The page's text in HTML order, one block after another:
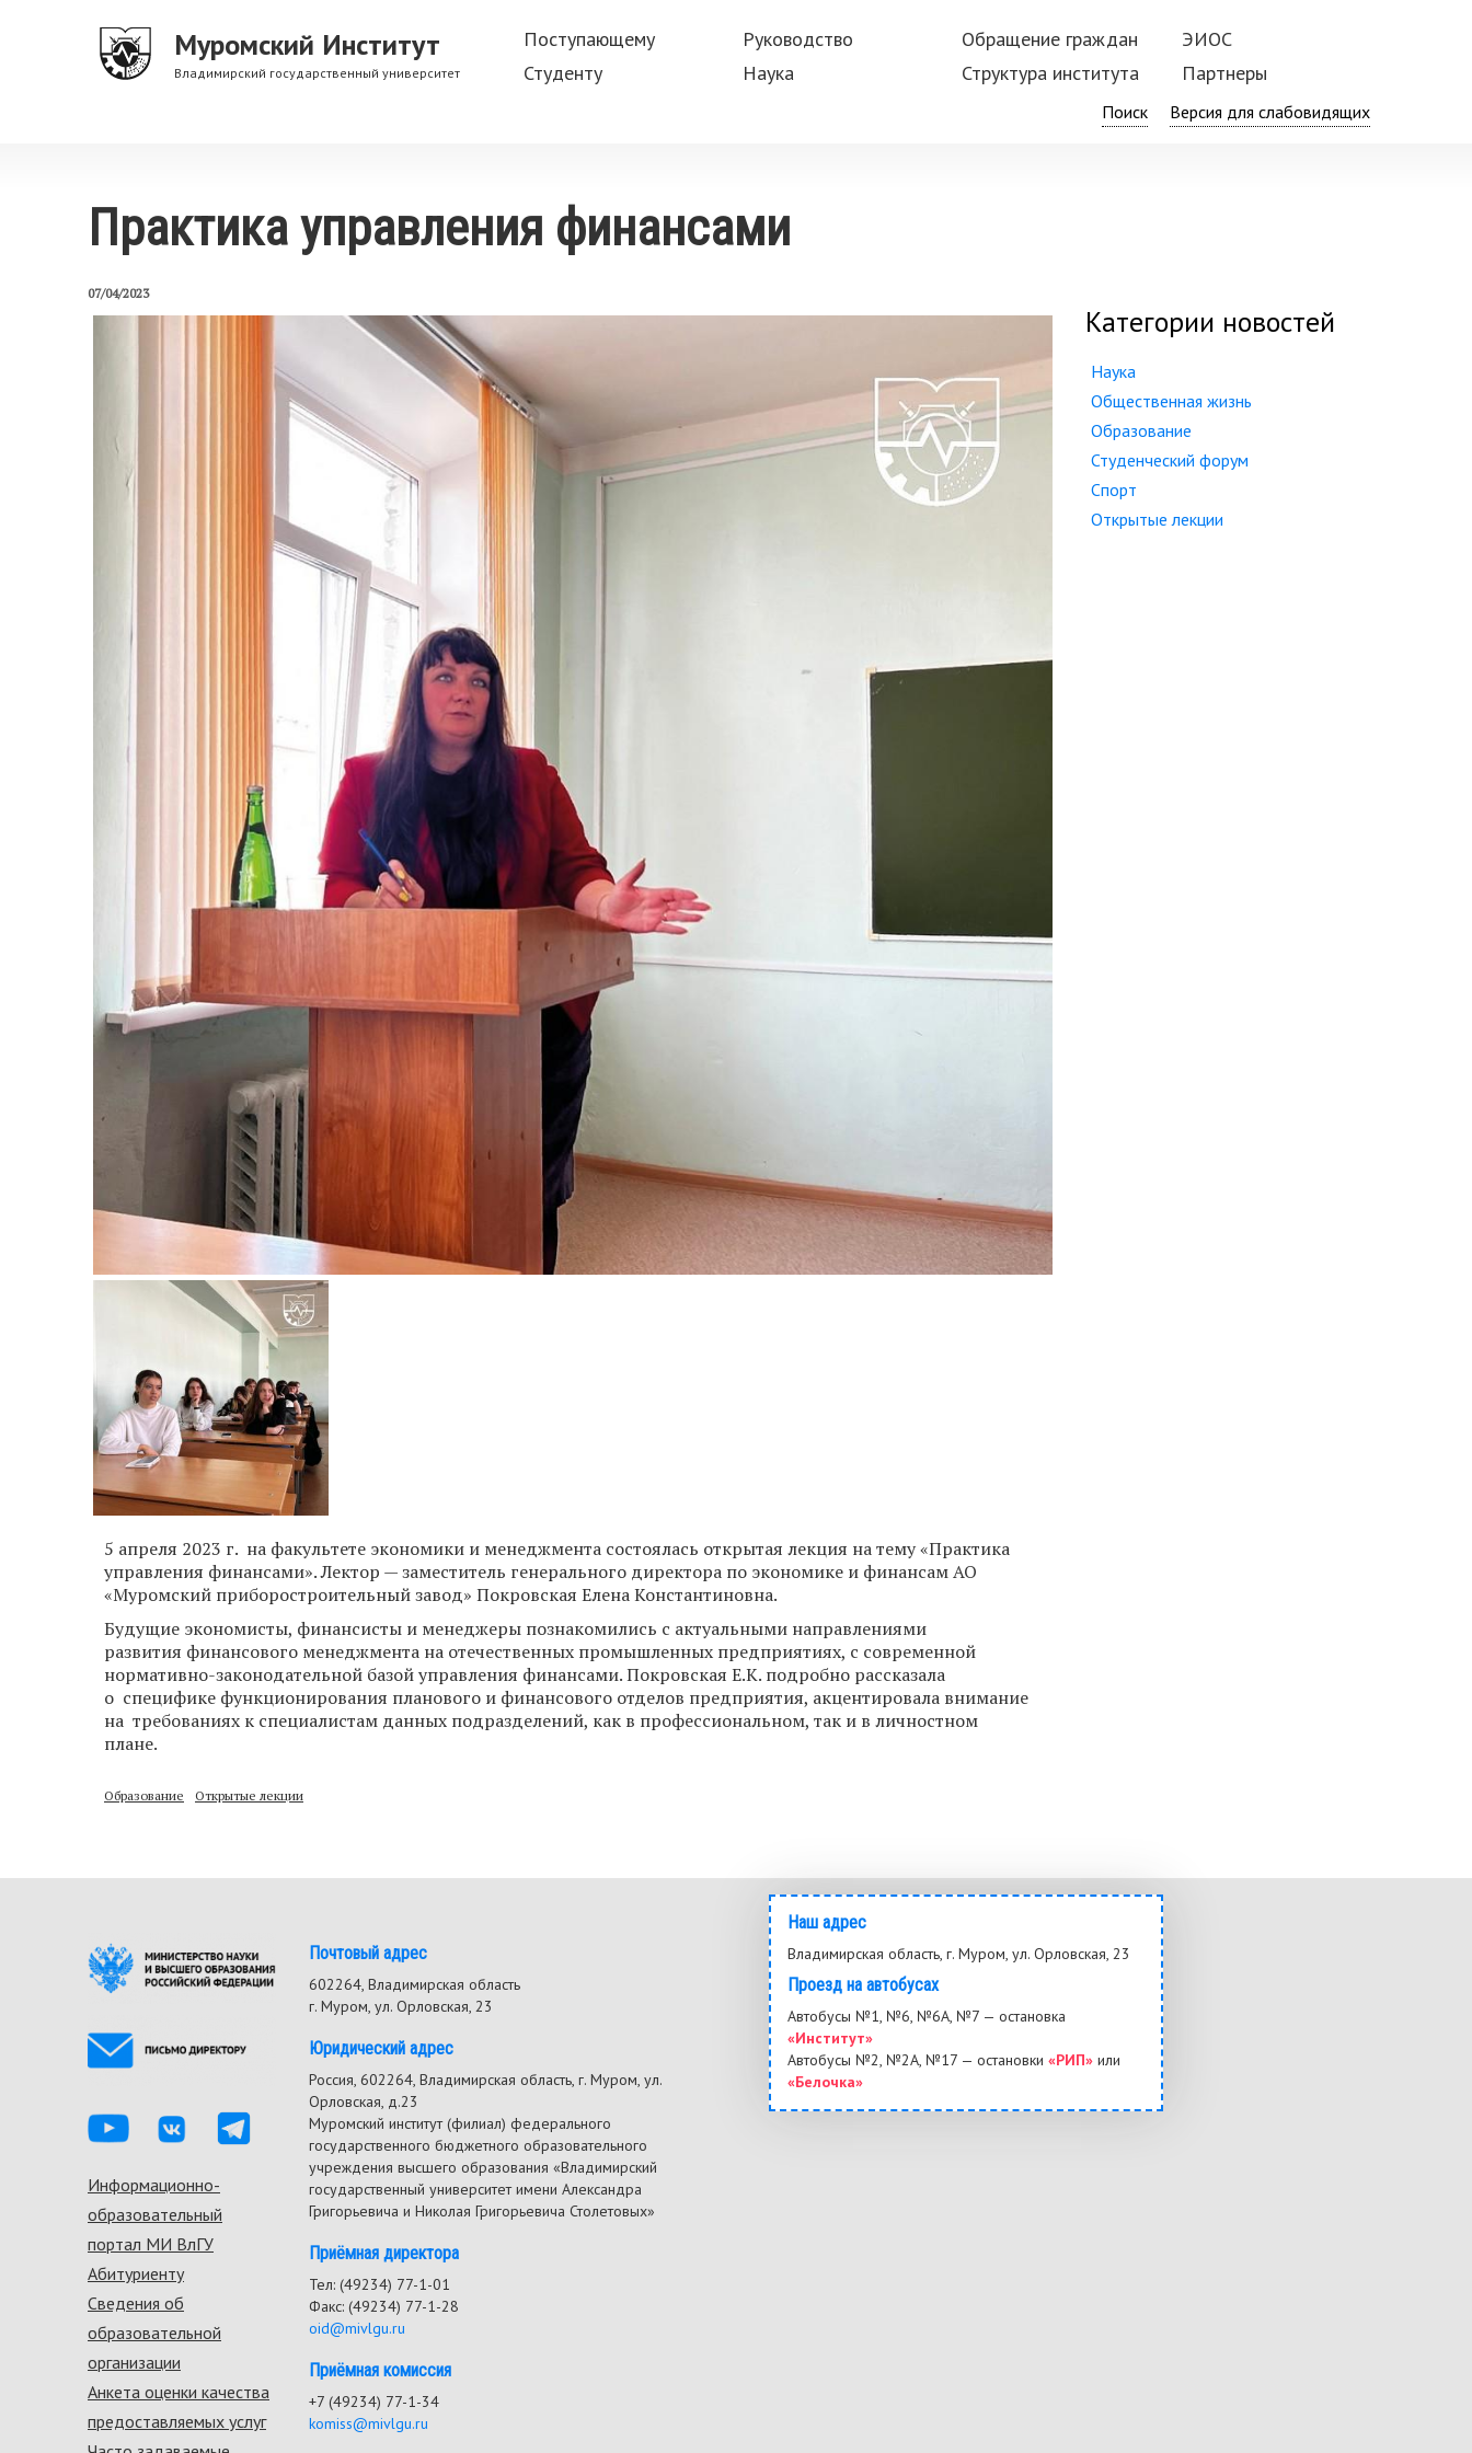
Муромский Институт
Владимирский государственный университет
Поступающему Руководство Обращение граждан
ЭИОС
Студенту
Наука Структура института Партнеры
Поиск
Практика управления финансами
07/04/2023
5 апреля 2023 г. на факультете экономики и менеджмента состоялась открытая лекция на тему «Практика
управления финансами». Лектор — заместитель генерального директора по экономике и финансам АО
«Муромский приборостроительный завод» Покровская Елена Константиновна.
Будущие экономисты, финансисты и менеджеры познакомились с актуальными направлениями
развития финансового менеджмента на отечественных промышленных предприятиях, с современной
нормативно-законодательной базой управления финансами. Покровская Е.К. подробно рассказала
о специфике функционирования планового и финансового отделов предприятия, акцентировала внимание
на требованиях к специалистам данных подразделений, как в профессиональном, так и в личностном
плане.
Образование Открытые лекции
Категории новостей
Наука
Общественная жизнь
Образование
Студенческий форум
Спорт
Открытые лекции
Footer
menu
Информационно-
образовательный
портал МИ ВлГУ
Абитуриенту
Сведения об
образовательной
организации
Анкета оценки качества
предоставляемых услуг
Почтовый адрес
602264, Владимирская область
г. Муром, ул. Орловская, 23
Юридический адрес
Россия, 602264, Владимирская область, г. Муром, ул.
Орловская, д.23
Муромский институт (филиал) федерального
государственного бюджетного образовательного
учреждения высшего образования «Владимирский
государственный университет имени Александра
Григорьевича и Николая Григорьевича Столетовых»
Приёмная директора
Тел: (49234) 77-1-01
Факс: (49234) 77-1-28
oid@mivlgu.ru
Приёмная комиссия
+7 (49234) 77-1-34
komiss@mivlgu.ru
Наш адрес
Владимирская область, г. Муром, ул. Орловская, 23
Проезд на автобусах
Автобусы №1, №6, №6А, №7 — остановка
«Институт»
Автобусы №2, №2А, №17 — остановки «РИП»или
«Белочка»